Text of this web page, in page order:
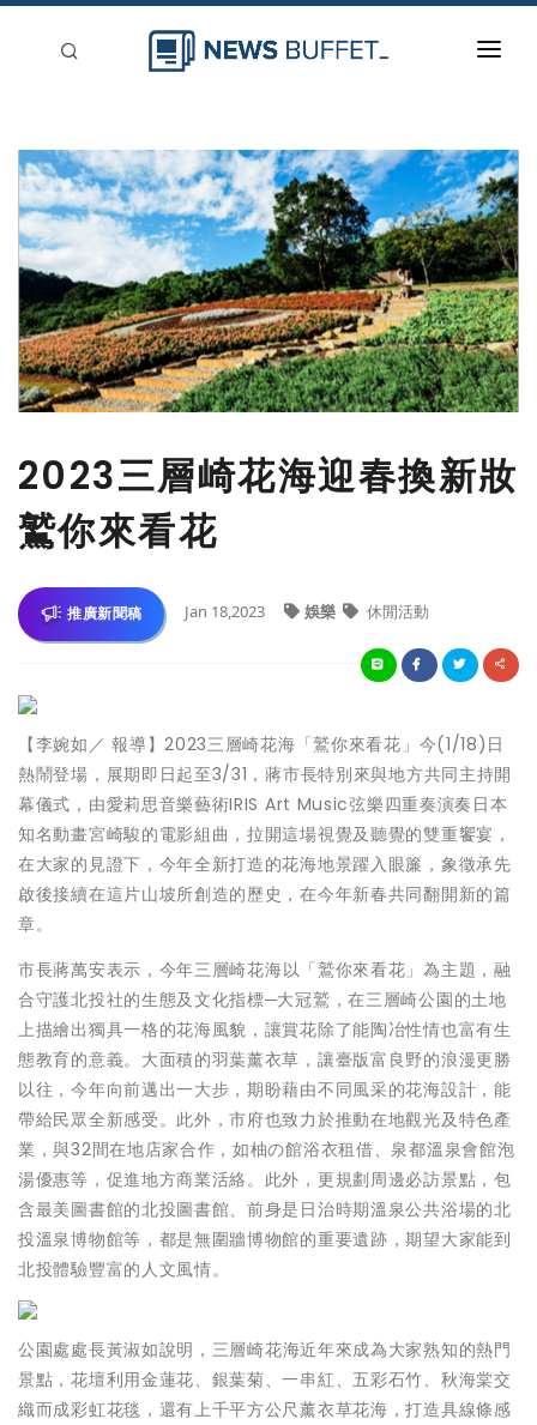
新聞稿分類
登入
2023三層崎花海迎春換新妝
鷲你來看花
推廣新聞稿 Jan 18,2023 娛樂 休閒活動
【李婉如／ 報導】2023三層崎花海「鷲你來看花」今(1/18)日
熱鬧登場，展期即日起至3/31，蔣市長特別來與地方共同主持開
幕儀式，由愛莉思音樂藝術IRIS Art Music弦樂四重奏演奏日本
知名動畫宮崎駿的電影組曲，拉開這場視覺及聽覺的雙重饗宴，
在大家的見證下，今年全新打造的花海地景躍入眼簾，象徵承先
啟後接續在這片山坡所創造的歷史，在今年新春共同翻開新的篇
章。
市長蔣萬安表示，今年三層崎花海以「鷲你來看花」為主題，融
合守護北投社的生態及文化指標─大冠鷲，在三層崎公園的土地
上描繪出獨具一格的花海風貌，讓賞花除了能陶冶性情也富有生
態教育的意義。大面積的羽葉薰衣草，讓臺版富良野的浪漫更勝
以往，今年向前邁出一大步，期盼藉由不同風采的花海設計，能
帶給民眾全新感受。此外，市府也致力於推動在地觀光及特色產
業，與32間在地店家合作，如柚の館浴衣租借、泉都溫泉會館泡
湯優惠等，促進地方商業活絡。此外，更規劃周邊必訪景點，包
含最美圖書館的北投圖書館、前身是日治時期溫泉公共浴場的北
投溫泉博物館等，都是無圍牆博物館的重要遺跡，期望大家能到
北投體驗豐富的人文風情。
公園處處長黃淑如說明，三層崎花海近年來成為大家熟知的熱門
景點，花壇利用金蓮花、銀葉菊、一串紅、五彩石竹、秋海棠交
織而成彩虹花毯，還有上千平方公尺薰衣草花海，打造具線條感